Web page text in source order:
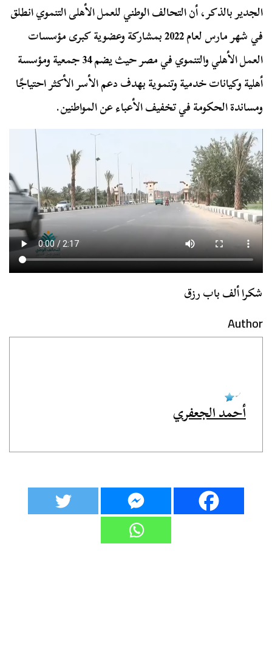
الجدير بالذكر، أن التحالف الوطني للعمل الأهلى التنموي انطلق
في شهر مارس لعام 2022 بمشاركة وعضوية كبرى مؤسسات
العمل الأهلي والتنموي في مصر حيث يضم 34 جمعية ومؤسسة
أهلية وكيانات خدمية وتنموية بهدف دعم الأسر الأكثر احتياجًا
ومساندة الحكومة في تخفيف الأعباء عن المواطنين.
شكرا ألف باب رزق
Author
أحمد الجعفري